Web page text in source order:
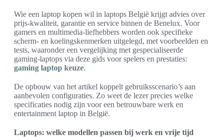
Wie een laptop kopen wil in laptops België krijgt advies over
prijs-kwaliteit, garantie en service binnen de Benelux. Voor
gamers en multimedia-liefhebbers worden ook specifieke
scherm- en koelingskenmerken uitgelegd, met voorbeelden en
tests, waaronder een vergelijking met gespecialiseerde
gaming-laptops via deze gids voor spelers en prestaties:
gaming laptop keuze.
De opbouw van het artikel koppelt gebruiksscenario’s aan
aanbevolen configuraties. Zo weet de lezer precies welke
specificaties nodig zijn voor een betrouwbare werk en
entertainment laptop in België.
Laptops: welke modellen passen bij werk en vrije tijd